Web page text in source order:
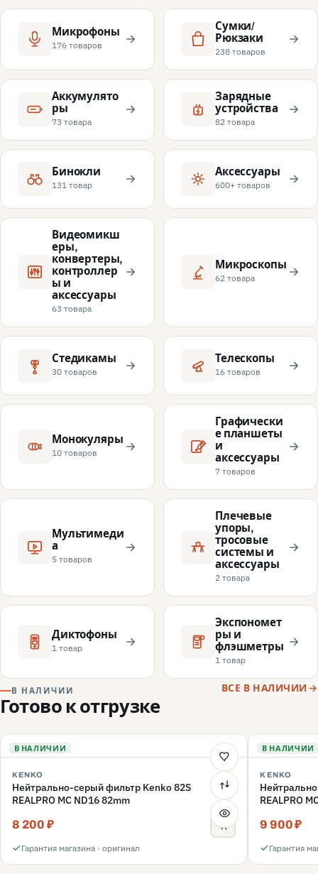
Микрофоны
176 товаров
Сумки/
Рюкзаки
238 товаров
Аккумулято
ры
73 товара
Зарядные
устройства
82 товара
Бинокли
131 товар
Аксессуары
600+ товаров
Видеомикш
еры,
конвертеры,
контроллер
ы и
аксессуары
63 товара
Микроскопы
62 товара
Стедикамы
30 товаров
Телескопы
16 товаров
Монокуляры
10 товаров
Графически
е планшеты
и
аксессуары
7 товаров
Мультимеди
а
5 товаров
Плечевые
упоры,
тросовые
системы и
аксессуары
2 товара
Диктофоны
1 товар
Экспономет
ры и
флэшметры
1 товар
В НАЛИЧИИ
Готово к отгрузке
ВСЕ В НАЛИЧИИ
В НАЛИЧИИ
KENKO
Нейтрально-серый фильтр Kenko 82S
REALPRO MC ND16 82mm
8 200 ₽
Гарантия магазина · оригинал
В НАЛИЧИИ
KENKO
REALPRO
9 900 ₽
Гарантия